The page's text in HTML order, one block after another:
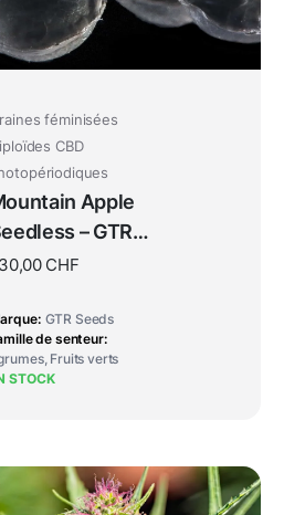
féminisées
CBD
Apple
– GTR
CHF
GTR Seeds
de senteur
Fruits verts
STOCK